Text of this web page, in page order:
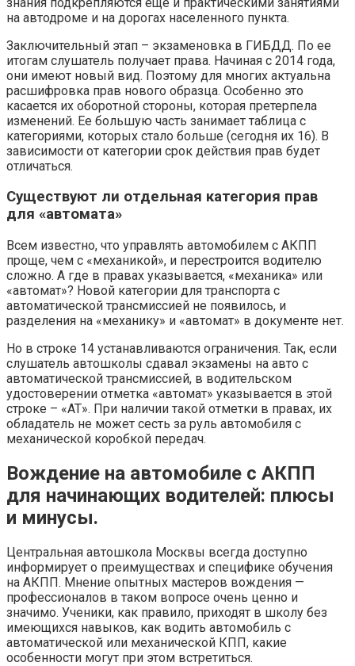
на автодроме и на дорогах населенного пункта.
Заключительный этап – экзаменовка в ГИБДД. По ее
итогам слушатель получает права. Начиная с 2014 года,
они имеют новый вид. Поэтому для многих актуальна
расшифровка прав нового образца. Особенно это
касается их оборотной стороны, которая претерпела
изменений. Ее большую часть занимает таблица с
категориями, которых стало больше (сегодня их 16). В
зависимости от категории срок действия прав будет
отличаться.
Существуют ли отдельная категория прав
для «автомата»
Всем известно, что управлять автомобилем с АКПП
проще, чем с «механикой», и перестроится водителю
сложно. А где в правах указывается, «механика» или
«автомат»? Новой категории для транспорта с
автоматической трансмиссией не появилось, и
разделения на «механику» и «автомат» в документе нет.
Но в строке 14 устанавливаются ограничения. Так, если
слушатель автошколы сдавал экзамены на авто с
автоматической трансмиссией, в водительском
удостоверении отметка «автомат» указывается в этой
строке – «АТ». При наличии такой отметки в правах, их
обладатель не может сесть за руль автомобиля с
механической коробкой передач.
Вождение на автомобиле с АКПП
для начинающих водителей: плюсы
и минусы.
Центральная автошкола Москвы всегда доступно
информирует о преимуществах и специфике обучения
на АКПП. Мнение опытных мастеров вождения —
профессионалов в таком вопросе очень ценно и
значимо. Ученики, как правило, приходят в школу без
имеющихся навыков, как водить автомобиль с
автоматической или механической КПП, какие
особенности могут при этом встретиться.